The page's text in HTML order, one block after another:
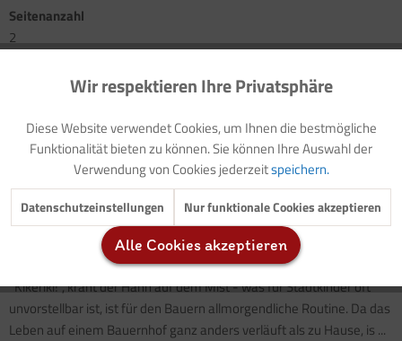
Seitenanzahl
2
Informationen für die Erzieherinnen: Landwirtschaft und
Gedicht: Das Zeitungsblatt
Vorlage: Elternbrief (mit Modellzielen)
Elternarbeit/Sprachförderung: Bauernweisheiten
Lied: "Kikeriki!", kräht der Hahn auf dem Mist/Geschichte:
"Kikeriki!", kräht Caro Caruso
Klanggeschichte: Ferdinand findet frische Frühstückseier
"Kikeriki!", kräht der Hahn auf dem Mist - was für Stadtkinder oft
unvorstellbar ist, ist für den Bauern allmorgendliche Routine. Da das
Leben auf einem Bauernhof ganz anders verläuft als zu Hause, is ...
Funktionale Aktiv
Marketing Inaktiv
Tracking Inaktiv
Inaktiv
Wir respektieren Ihre Privatsphäre
Diese Website verwendet Cookies, um Ihnen die bestmögliche
Funktionalität bieten zu können. Sie können Ihre Auswahl der
Verwendung von Cookies jederzeitspeichern.
Datenschutzeinstellungen Nur funktionale Cookies akzeptieren
Alle Cookies akzeptieren